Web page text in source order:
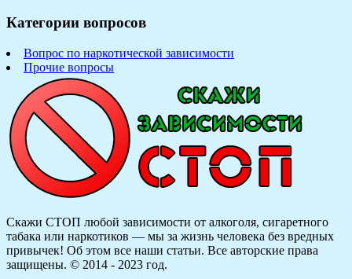
Категории вопросов
Вопрос по наркотической зависимости
Прочие вопросы
Скажи СТОП любой зависимости от алкоголя, сигаретного
табака или наркотиков — мы за жизнь человека без вредных
привычек! Об этом все наши статьи. Все авторские права
защищены. © 2014 - 2023 год.